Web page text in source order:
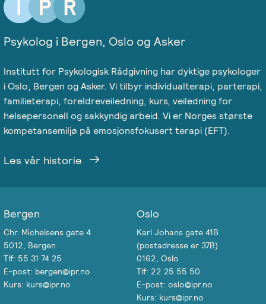
Psykolog i Bergen, Oslo og Asker
Institutt for Psykologisk Rådgivning har dyktige psykologer
i Oslo, Bergen og Asker. Vi tilbyr individualterapi, parterapi,
familieterapi, foreldreveiledning, kurs, veiledning for
helsepersonell og sakkyndig arbeid. Vi er Norges største
kompetansemiljø på emosjonsfokusert terapi (EFT).
Les vår historie
Bergen
Chr. Michelsens gate 4
5012, Bergen
Tlf: 55 31 74 25
E-post: bergen@ipr.no
Kurs: kurs@ipr.no
Oslo
Karl Johans gate 41B
(postadresse er 37B)
0162, Oslo
Tlf: 22 25 55 50
E-post: oslo@ipr.no
Kurs: kurs@ipr.no